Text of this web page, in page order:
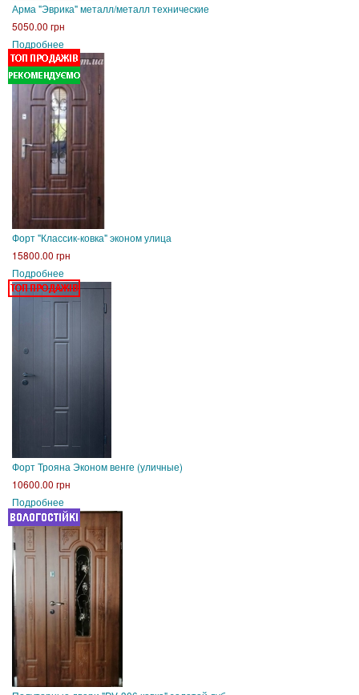
Арма "Эврика" металл/металл технические
5050.00 грн
Подробнее
Форт "Классик-ковка" эконом улица
15800.00 грн
Подробнее
Форт Трояна Эконом венге (уличные)
10600.00 грн
Подробнее